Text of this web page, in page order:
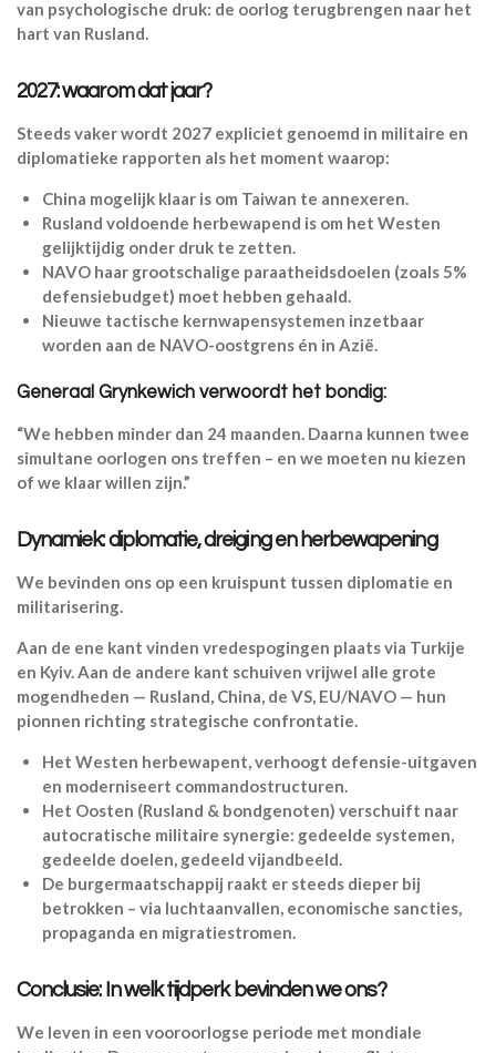
van psychologische druk: de oorlog terugbrengen naar het
hart van Rusland.
2027: waarom dat jaar?
Steeds vaker wordt 2027 expliciet genoemd in militaire en
diplomatieke rapporten als het moment waarop:
China mogelijk klaar is om Taiwan te annexeren.
Rusland voldoende herbewapend is om het Westen
gelijktijdig onder druk te zetten.
NAVO haar grootschalige paraatheidsdoelen (zoals 5%
defensiebudget) moet hebben gehaald.
Nieuwe tactische kernwapensystemen inzetbaar
worden aan de NAVO-oostgrens én in Azië.
Generaal Grynkewich verwoordt het bondig:
“We hebben minder dan 24 maanden. Daarna kunnen twee
simultane oorlogen ons treffen – en we moeten nu kiezen
of we klaar willen zijn.”
Dynamiek: diplomatie, dreiging en herbewapening
We bevinden ons op een kruispunt tussen diplomatie en
militarisering.
Aan de ene kant vinden vredespogingen plaats via Turkije
en Kyiv. Aan de andere kant schuiven vrijwel alle grote
mogendheden — Rusland, China, de VS, EU/NAVO — hun
pionnen richting strategische confrontatie.
Het Westen herbewapent, verhoogt defensie-uitgaven
en moderniseert commandostructuren.
Het Oosten (Rusland & bondgenoten) verschuift naar
autocratische militaire synergie: gedeelde systemen,
gedeelde doelen, gedeeld vijandbeeld.
De burgermaatschappij raakt er steeds dieper bij
betrokken – via luchtaanvallen, economische sancties,
propaganda en migratiestromen.
Conclusie: In welk tijdperk bevinden we ons?
We leven in een vooroorlogse periode met mondiale